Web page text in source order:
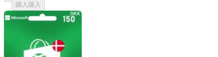
購入 購入